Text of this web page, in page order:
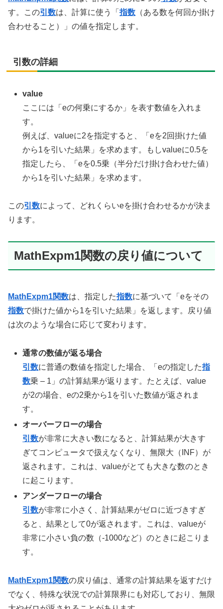
す。この引数は、計算に使う「 指数 （ある数を何回か掛け
合わせること）」の値を指定します。
引数の詳細
value
ここには「eの何乗にするか」を表す数値を入れま
す。
例えば、valueに2を指定すると、「eを2回掛けた値
から1を引いた結果」を求めます。もしvalueに0.5を
指定したら、「eを0.5乗（半分だけ掛け合わせた値）
から1を引いた結果」を求めます。
この引数によって、どれくらいeを掛け合わせるかが決ま
ります。
MathExpm1関数の戻り値について
MathExpm1関数は、指定した指数に基づいて「eをその
指数で掛けた値から1を引いた結果」を返します。戻り値
は次のような場合に応じて変わります。
通常の数値が返る場合
引数に普通の数値を指定した場合、「eの指定した指
数乗 – 1」の計算結果が返ります。たとえば、value
が2の場合、eの2乗から1を引いた数値が返されま
す。
オーバーフローの場合
引数が非常に大きい数になると、計算結果が大きす
ぎてコンピュータで扱えなくなり、無限大（INF）が
返されます。これは、valueがとても大きな数のとき
に起こります。
アンダーフローの場合
引数が非常に小さく、計算結果がゼロに近づきすぎ
ると、結果として0が返されます。これは、valueが
非常に小さい負の数（-1000など）のときに起こりま
す。
MathExpm1関数の戻り値は、通常の計算結果を返すだけ
でなく、特殊な状況での計算限界にも対応しており、無限